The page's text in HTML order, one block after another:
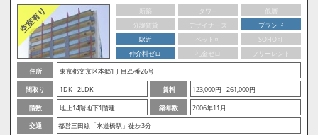
新築 タワー
低層
分譲賃貸
デザイナーズ
ブランド
駅近
ペット可
SOHO可
仲介料ゼロ
礼金ゼロ
フリーレント
住所
東京都文京区本郷1丁目25番26号
間取り
1DK - 2LDK 賃料
123,000円 - 261,000円
階数
地上14階地下1階建 築年数
2006年11月
交通
都営三田線「水道橋駅」徒歩3分